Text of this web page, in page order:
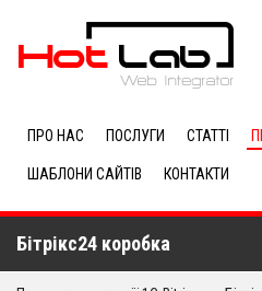
ПРО НАС ПОСЛУГИ СТАТТІ
ШАБЛОНИ САЙТІВ КОНТАКТИ
Бітрікс24 коробка